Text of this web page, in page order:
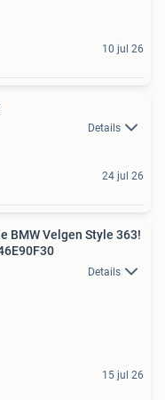
10 jul 26
Details
24 jul 26
BMW Velgen Style 363!
Details
15 jul 26